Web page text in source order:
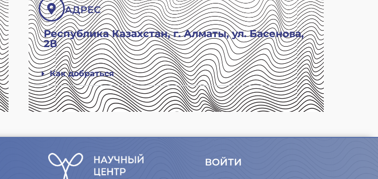
АДРЕС
Республика Казахстан, г. Алматы, ул. Басенова,
2В
Как добраться
ВОЙТИ